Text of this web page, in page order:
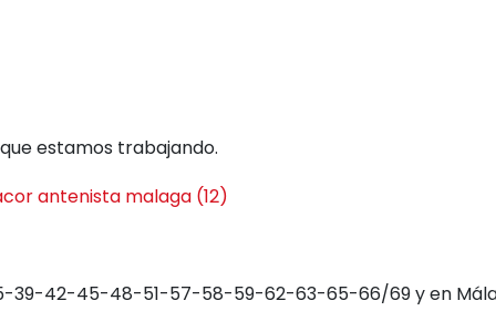
estamos trabajando.
39-42-45-48-51-57-58-59-62-63-65-66/69 y en